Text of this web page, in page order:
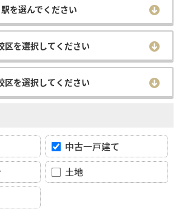
を選んでください
区を選択してください
区を選択してください
中古一戸建て
土地